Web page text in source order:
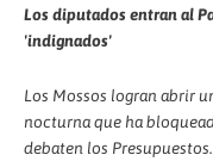
Los diputados entran al
'indignados'
Los Mossos logran abrir
nocturna que ha
debaten los